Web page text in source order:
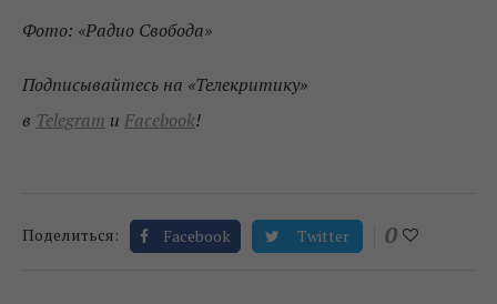
Фото: «Радио Свобода»
Подписывайтесь на «Телекритику»
в Telegram и Facebook!
Поделиться: Facebook Twitter 0